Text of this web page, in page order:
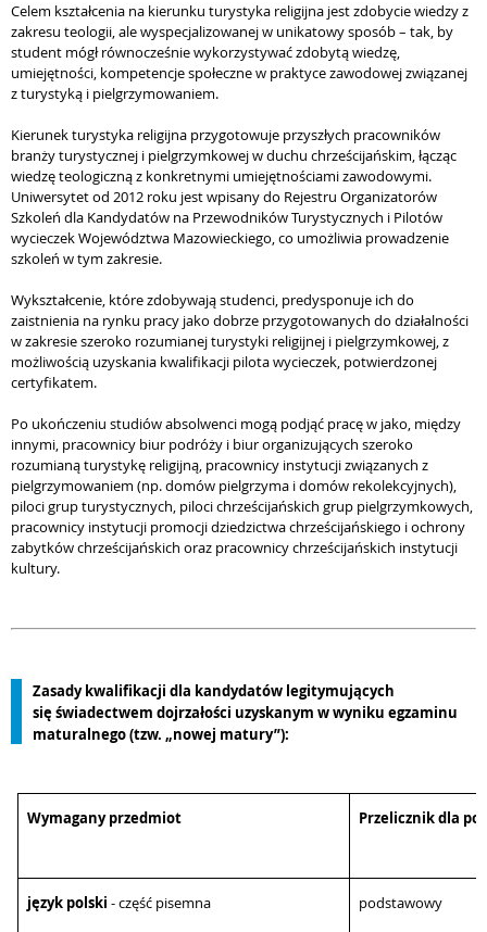
Celem kształcenia na kierunku turystyka religijna jest zdobycie wiedzy z
zakresu teologii, ale wyspecjalizowanej w unikatowy sposób – tak, by
student mógł równocześnie wykorzystywać zdobytą wiedzę,
umiejętności, kompetencje społeczne w praktyce zawodowej związanej
z turystyką i pielgrzymowaniem.
Kierunek turystyka religijna przygotowuje przyszłych pracowników
branży turystycznej i pielgrzymkowej w duchu chrześcijańskim, łącząc
wiedzę teologiczną z konkretnymi umiejętnościami zawodowymi.
Uniwersytet od 2012 roku jest wpisany do Rejestru Organizatorów
Szkoleń dla Kandydatów na Przewodników Turystycznych i Pilotów
wycieczek Województwa Mazowieckiego, co umożliwia prowadzenie
szkoleń w tym zakresie.
Wykształcenie, które zdobywają studenci, predysponuje ich do
zaistnienia na rynku pracy jako dobrze przygotowanych do działalności
w zakresie szeroko rozumianej turystyki religijnej i pielgrzymkowej, z
możliwością uzyskania kwalifikacji pilota wycieczek, potwierdzonej
certyfikatem.
Po ukończeniu studiów absolwenci mogą podjąć pracę w jako, między
innymi, pracownicy biur podróży i biur organizujących szeroko
rozumianą turystykę religijną, pracownicy instytucji związanych z
pielgrzymowaniem (np. domów pielgrzyma i domów rekolekcyjnych),
piloci grup turystycznych, piloci chrześcijańskich grup pielgrzymkowych,
pracownicy instytucji promocji dziedzictwa chrześcijańskiego i ochrony
zabytków chrześcijańskich oraz pracownicy chrześcijańskich instytucji
kultury.
Zasady kwalifikacji dla kandydatów legitymujących
się świadectwem dojrzałości uzyskanym w wyniku egzaminu
maturalnego (tzw. „nowej matury”):
Wymagany przedmiot Przelicznik dla
język polski - część pisemna
podstawowy